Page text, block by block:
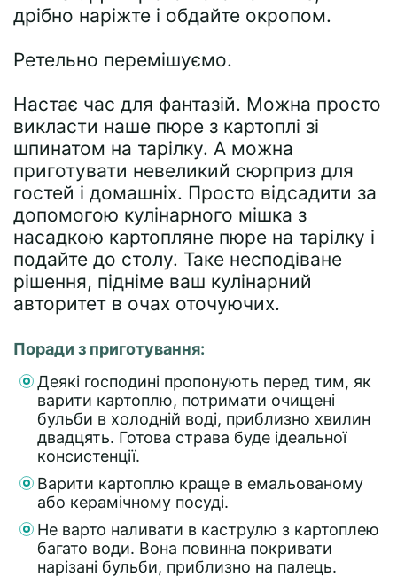
дрібно наріжте і обдайте окропом.
Ретельно перемішуємо.
Настає час для фантазій. Можна просто
викласти наше пюре з картоплі зі
шпинатом на тарілку. А можна
приготувати невеликий сюрприз для
гостей і домашніх. Просто відсадити за
допомогою кулінарного мішка з
насадкою картопляне пюре на тарілку і
подайте до столу. Таке несподіване
рішення, підніме ваш кулінарний
авторитет в очах оточуючих.
Поради з приготування:
Деякі господині пропонують перед тим, як
варити картоплю, потримати очищені
бульби в холодній воді, приблизно хвилин
двадцять. Готова страва буде ідеальної
консистенції.
Варити картоплю краще в емальованому
або керамічному посуді.
Не варто наливати в каструлю з картоплею
багато води. Вона повинна покривати
нарізані бульби, приблизно на палець.